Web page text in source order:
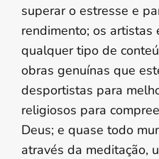
superar o estresse e
rendimento; os artistas
qualquer tipo de
obras genuínas que
desportistas para
religiosos para
Deus; e quase todo
através da meditação,